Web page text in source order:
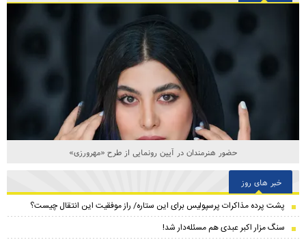
حضور هنرمندان در آیین رونمایی از طرح «مهرورزی»
خبر های روز
پشت پرده مذاکرات پرسپولیس برای این ستاره/ راز موفقیت این انتقال چیست؟
سنگ مزار اکبر عبدی هم مسئله‌دار شد!